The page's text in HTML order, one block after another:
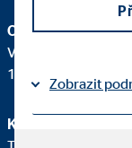
OVB Allfinanz, a.s.
V Parku 2343/24
148 00 Praha 4 –
Klientská linka
Zobrazit